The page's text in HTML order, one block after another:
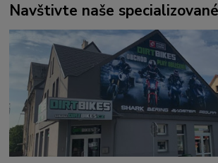
Navštivte naše